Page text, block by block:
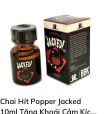
Chai Hít Popper Jacked
10ml Tăng Khoái Cảm Kích